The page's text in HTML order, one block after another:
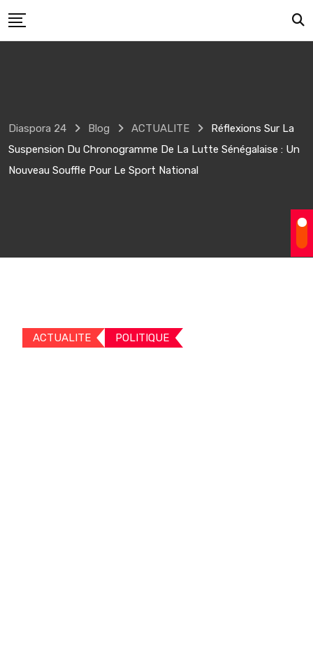
to
Diaspora 24 Blog ACTUALITE
Réflexions Sur La
Suspension Du Chronogramme De La Lutte Sénégalaise : Un
Nouveau Souffle Pour Le Sport National
ACTUALITE POLITIQUE